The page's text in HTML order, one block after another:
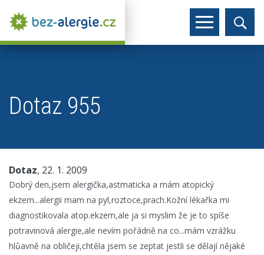
Dotaz 955
Dotaz, 22. 1. 2009
Dobrý den,jsem alergička,astmaticka a mám atopický
ekzem...alergii mam na pyl,roztoce,prach.Kožní lékařka mi
diagnostikovala atop.ekzem,ale ja si myslim že je to spíše
potravinová alergie,ale nevím pořádně na co...mám vzrážku
hlůavně na obličeji,chtěla jsem se zeptat jestli se dělají nějaké